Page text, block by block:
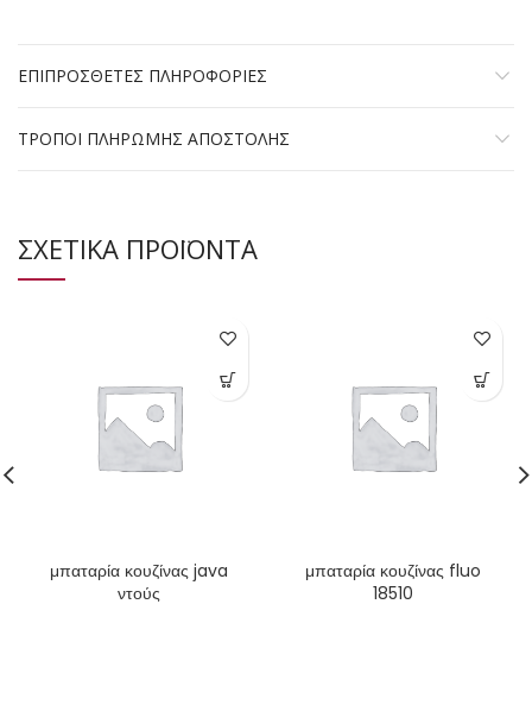
ΕΠΙΠΡΟΣΘΕΤΕΣ ΠΛΗΡΟΦΟΡΙΕΣ
ΤΡΟΠΟΙ ΠΛΗΡΩΜΗΣ ΑΠΟΣΤΟΛΗΣ
ΣΧΕΤΙΚΑ ΠΡΟΪΟΝΤΑ
μπαταρία κουζίνας java
ντούς
μπαταρία κουζίνας fluo
18510